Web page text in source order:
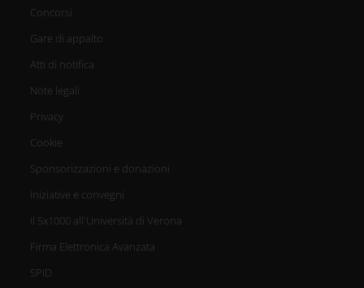
Concorsi
Gare di appalto
Atti di notifica
Note legali
Privacy
Cookie
Sponsorizzazioni e donazioni
Iniziative e convegni
Il 5x1000 all'Università di Verona
Firma Elettronica Avanzata
SPID